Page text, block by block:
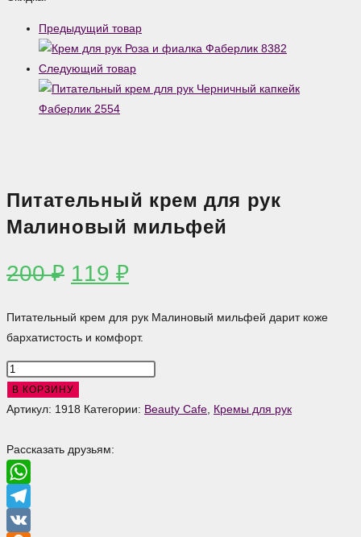
Малиновый
мильфей
Предыдущий товар
Следующий товар
Питательный крем для рук
Малиновый мильфей
200₽ Первоначальная
составляла
200 ₽.
119 ₽Текущая
119 ₽.
Питательный крем для рук Малиновый мильфей дарит коже
бархатистость и комфорт.
Количество
товара
Питательный
для
рук
Малиновый
мильфей
В КОРЗИНУ
Артикул: 1918 Категории: Beauty Cafe Кремы для рук
Рассказать друзьям:
WhatsApp
Telegram